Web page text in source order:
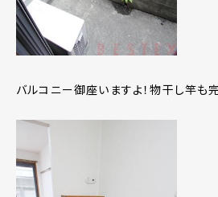
バルコニー御座いますよ！物干し竿も